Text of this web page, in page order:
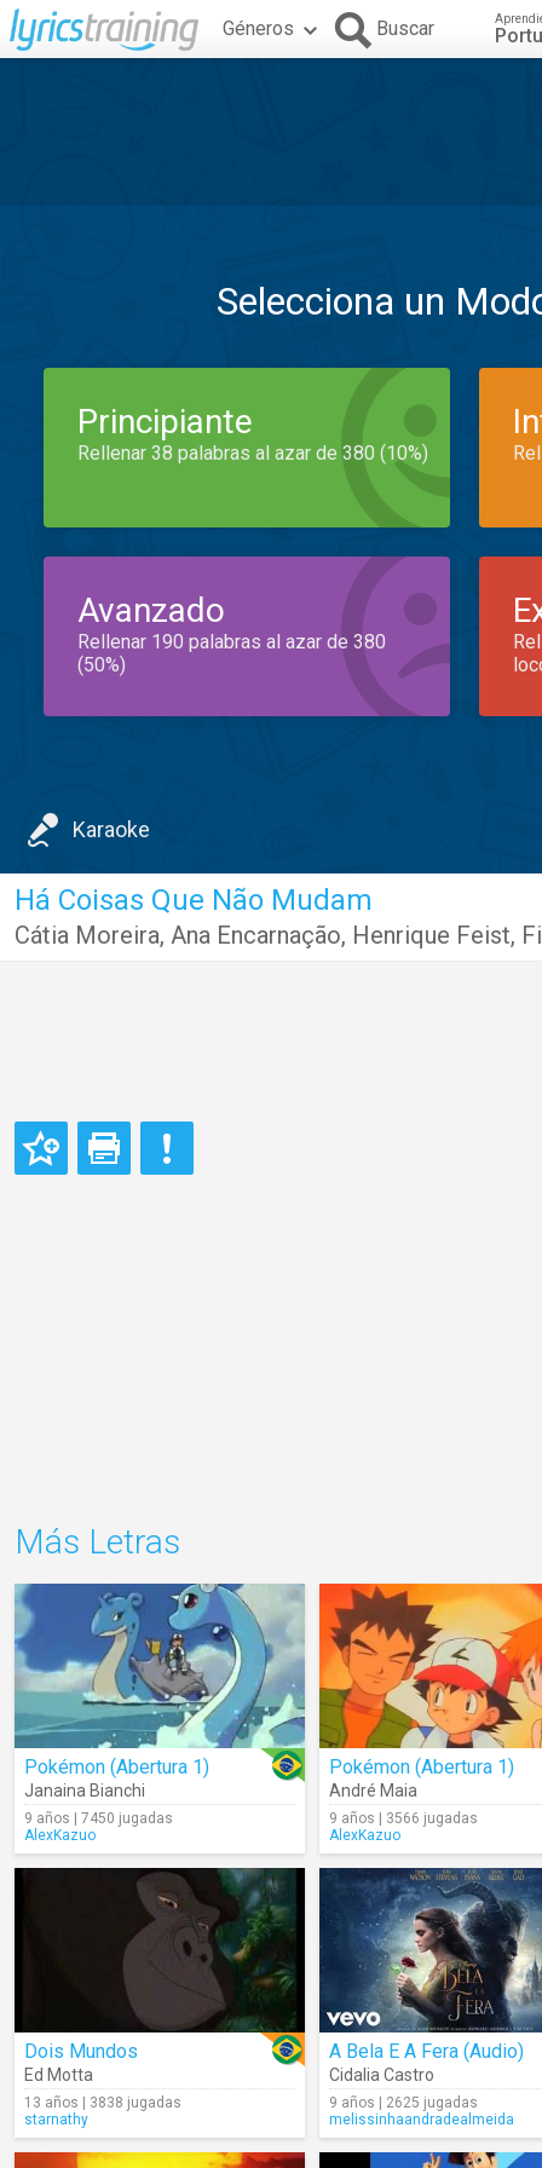
Géneros Buscar
Selecciona un
Principiante
Rellenar 38 palabras al azar de 380 (10%)
Avanzado
Rellenar 190 palabras al azar de 380
(50%)
Karaoke
Há Coisas Que Não Mudam
Cátia Moreira, Ana Encarnação, Henrique Feist,
Más Letras
Pokémon (Abertura 1)
Janaina Bianchi
9 años | 7450 jugadas
AlexKazuo
Pokémon (Abertura 1)
André Maia
9 años | 3566 jugadas
AlexKazuo
Dois Mundos
Ed Motta
13 años | 3838 jugadas
starnathy
A Bela E A Fera (Audio)
Cidalia Castro
9 años | 2625 jugadas
melissinhaandradealmeida